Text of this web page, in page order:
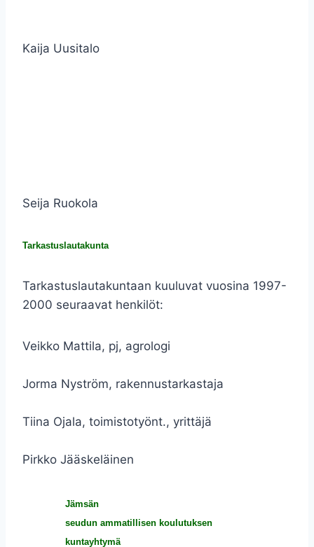
Kaija Uusitalo
Seija Ruokola
Tarkastuslautakunta
Tarkastuslautakuntaan kuuluvat vuosina 1997-
2000 seuraavat henkilöt:
Veikko Mattila, pj, agrologi
Jorma Nyström, rakennustarkastaja
Tiina Ojala, toimistotyönt., yrittäjä
Pirkko Jääskeläinen
Jämsän
seudun ammatillisen koulutuksen
kuntayhtymä